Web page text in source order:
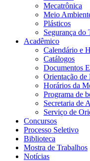
Mecatrônica
Meio
Plásticos
Segurança do
Acadêmico
Calendário e
Catálogos
Documentos
Orientação de
Horários da
Programa de
Secretaria de
Serviço de
Concursos
Processo Seletivo
Biblioteca
Mostra de Trabalhos
Notícias